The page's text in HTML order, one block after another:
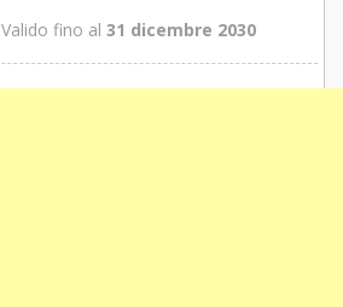
Valido fino al 31 dicembre 2030